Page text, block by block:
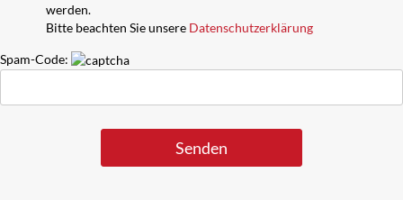
werden.
Bitte beachten Sie unsere Datenschutzerklärung
Spam-Code: